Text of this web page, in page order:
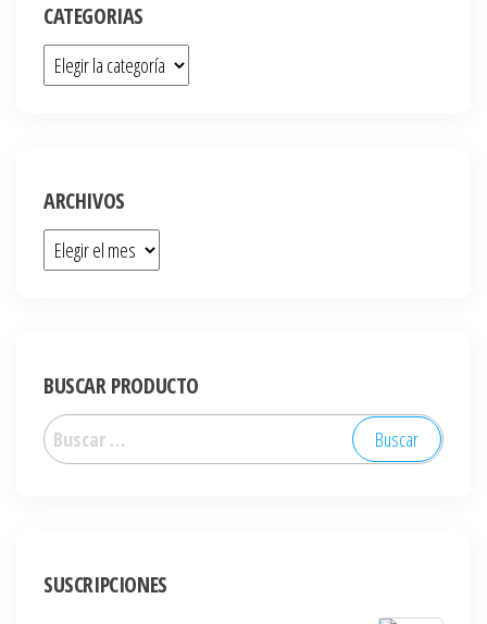
CATEGORIAS
ARCHIVOS
BUSCAR PRODUCTO
SUSCRIPCIONES